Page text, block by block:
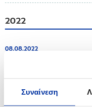
Συναίνεση
2022
08.08.2022
Αποτελέσματα Χορήγησης
Πανεπιστήμια της Ελλάδας
2023